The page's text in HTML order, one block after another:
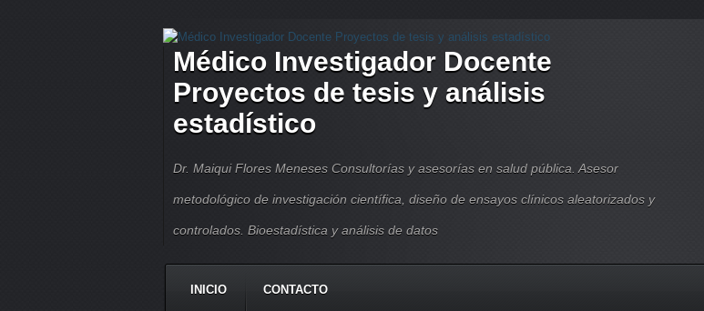
Médico Investigador Docente
Proyectos de tesis y análisis
estadístico
Dr. Maiqui Flores Meneses Consultorías y asesorías en salud pública. Asesor
metodológico de investigación científica, diseño de ensayos clínicos aleatorizados y
controlados. Bioestadística y análisis de datos
INICIO CONTACTO